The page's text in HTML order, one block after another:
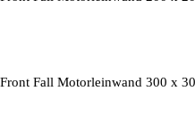
Front Fall Motorleinwand 300 x